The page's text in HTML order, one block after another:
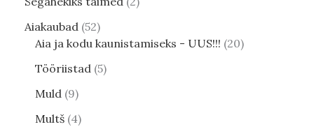
Aiakaubad 52
Aia ja kodu kaunistamiseks - UUS!!! 20
Tööriistad 5
Muld 9
Multš 4